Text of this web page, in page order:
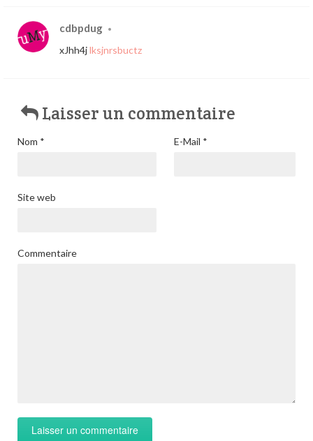
cdbpdug •
xJhh4jlksjnrsbuctz
Laisser un commentaire
Nom * E-Mail *
Site web
Commentaire